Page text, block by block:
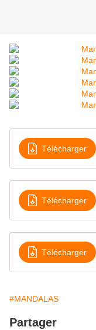
Télécharger
Télécharger
Télécharger
#MANDALAS
Partager